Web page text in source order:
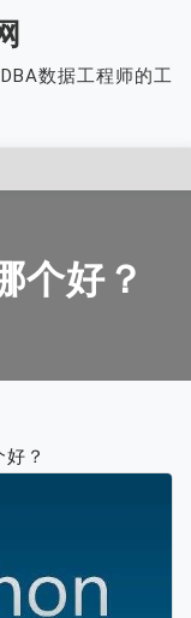
数据工程师的工
个好？
？